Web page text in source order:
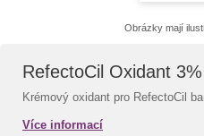
Obrázky mají
RefectoCil Oxidant
Krémový oxidant pro RefectoCil
Více informací